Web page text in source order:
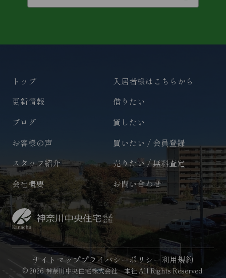
トップ
入居者様はこちらから
更新情報
借りたい
ブログ
貸したい
お客様の声
買いたい / 会員登録
スタッフ紹介
売りたい / 無料査定
会社概要
お問い合わせ
サイトマッププライバシーポリシー利用規約
© 2026 神奈川中央住宅株式会社 本社 All Rights Reserved.